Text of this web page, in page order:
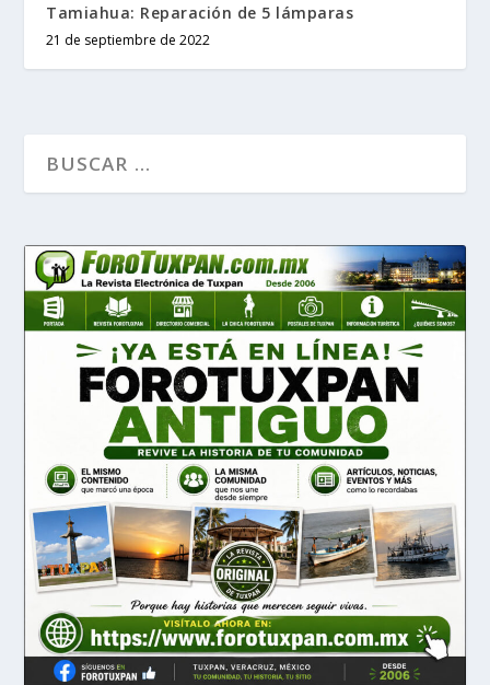
Tamiahua: Reparación de 5 lámparas
21 de septiembre de 2022